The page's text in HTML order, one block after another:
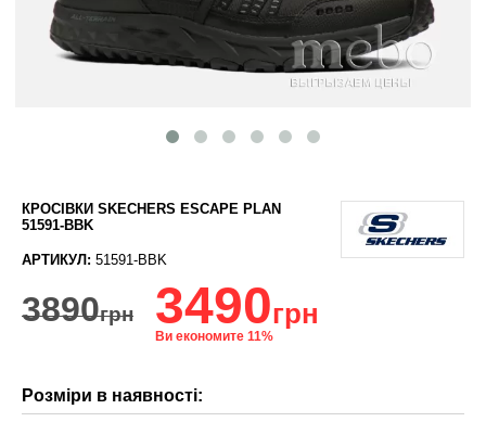
КРОСІВКИ SKECHERS ESCAPE PLAN
51591-BBK
АРТИКУЛ: 51591-BBK
3890грн 3490грн
Ви економите 11%
Розміри в наявності: